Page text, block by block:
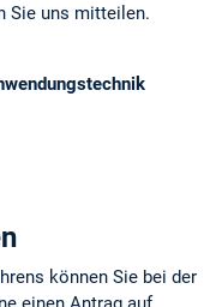
Sie uns mitteilen.
können Sie bei der